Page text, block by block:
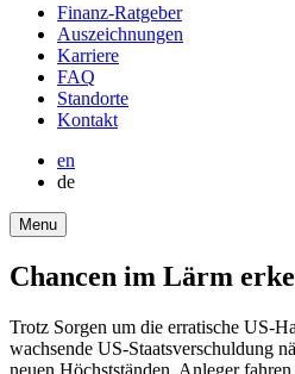
Finanz-Ratgeber
Auszeich­nungen
Karriere
FAQ
Stand­orte
Kontakt
en
de
Menu
Chancen im Lärm
Trotz Sorgen um die errati­sche US-
wachsende US-Staats­ver­schul­dung
neuen Höchst­ständen. Anleger